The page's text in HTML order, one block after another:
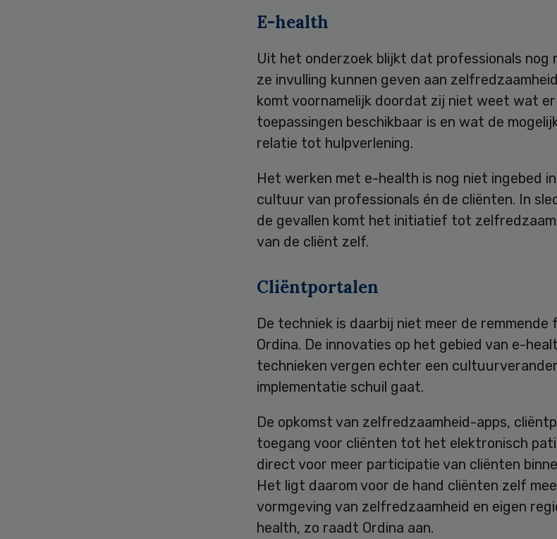
E-health
Uit het onderzoek blijkt dat professionals nog
ze invulling kunnen geven aan
komt voornamelijk doordat zij niet weet wat
toepassingen beschikbaar is en wat de
relatie tot hulpverlening.
Het werken met e-health is nog niet ingebed
cultuur van professionals én de cliënten. In
de gevallen komt het initiatief tot
van de cliënt zelf.
Cliëntportalen
De techniek is daarbij niet meer de
Ordina. De innovaties op het gebied van e-
technieken vergen echter een
implementatie schuil gaat.
De opkomst van zelfredzaamheid-apps,
toegang voor cliënten tot het elektronisch
direct voor meer participatie van cliënten
Het ligt daarom voor de hand cliënten zelf
vormgeving van zelfredzaamheid en eigen
health, zo raadt Ordina aan.